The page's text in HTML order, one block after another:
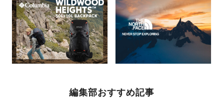
編集部おすすめ記事